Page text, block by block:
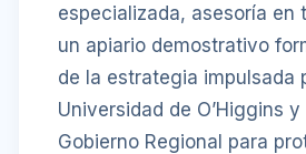
especializada, asesoría en
un apiario demostrativo
de la estrategia impulsada
Universidad de O’Higgins y
Gobierno Regional para